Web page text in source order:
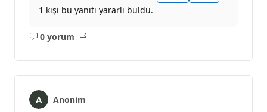
1 kişi bu yanıtı yararlı buldu.
0 yorum
Açıklama
Anonim